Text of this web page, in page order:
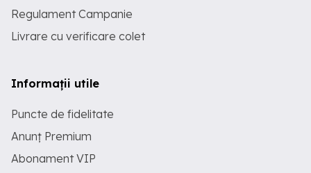
Regulament Campanie
Livrare cu verificare colet
Informații utile
Puncte de fidelitate
Anunț Premium
Abonament VIP